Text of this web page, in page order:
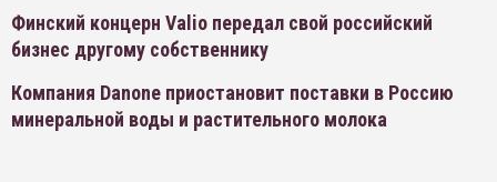
Финский концерн Valio передал свой российский
бизнес другому собственнику
Компания Danone приостановит поставки в Россию
минеральной воды и растительного молока